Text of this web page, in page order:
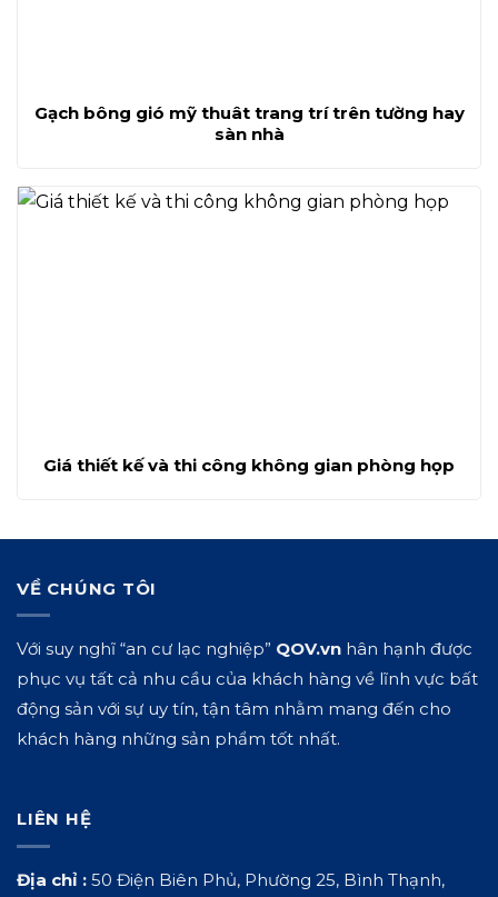
Gạch bông gió mỹ thuât trang trí trên tường hay
sàn nhà
Giá thiết kế và thi công không gian phòng họp
VỀ CHÚNG TÔI
Với suy nghĩ “an cư lạc nghiệp” QOV.vn hân hạnh được
phục vụ tất cả nhu cầu của khách hàng về lĩnh vực bất
động sản với sự uy tín, tận tâm nhằm mang đến cho
khách hàng những sản phẩm tốt nhất.
LIÊN HỆ
Địa chỉ : 50 Điện Biên Phủ, Phường 25, Bình Thạnh,